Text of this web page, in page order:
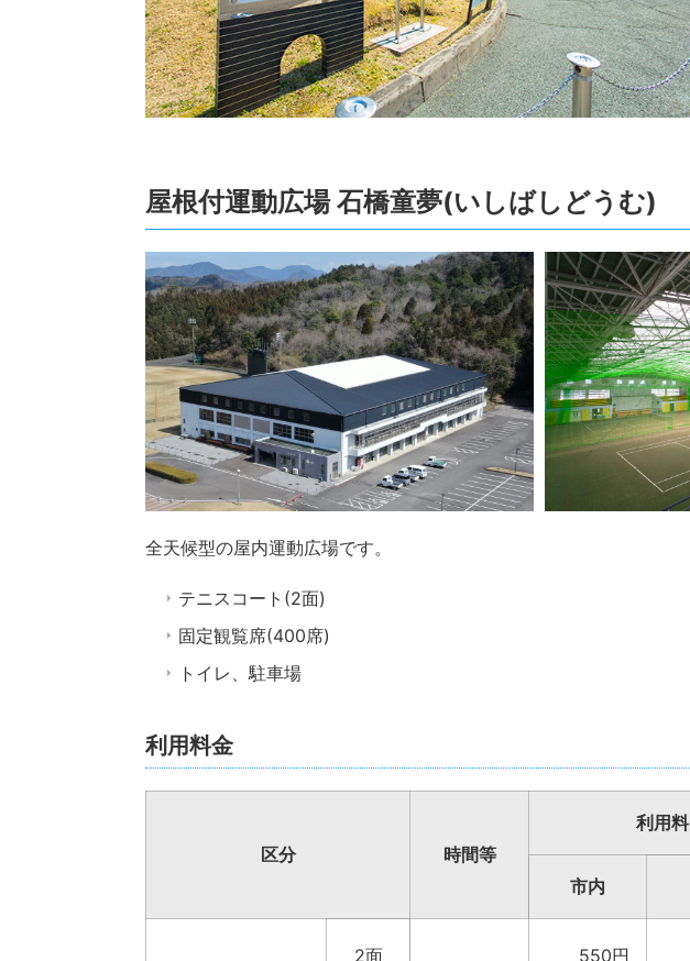
屋根付運動広場 石橋童夢(いしばしどうむ)
全天候型の屋内運動広場です。
テニスコート(2面)
固定観覧席(400席)
トイレ、駐車場
利用料金
区分 時間等
利用料
市内
2面
550円